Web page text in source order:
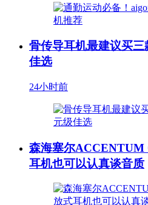
骨传导耳机最建议买
佳选
24小时前
森海塞尔ACCENTUM
耳机也可以认真谈音质